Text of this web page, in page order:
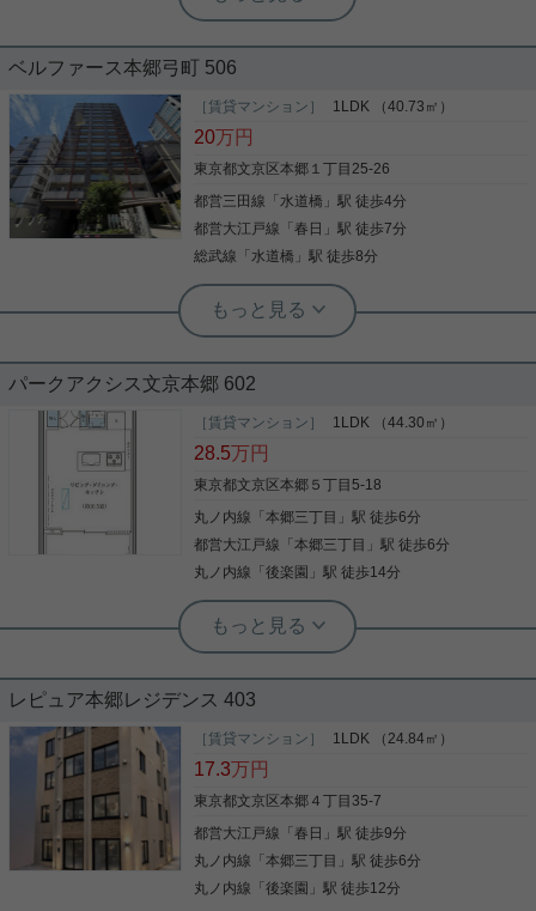
室内リノベーション済み！南向き、
室内は新しく生まれ変わり、 共用部エントランスも
リノベーション済み！ 室内設備としては、 浄水器、
食洗機、浴室乾燥機が新しく追加されました！ ペッ
ト飼育可能！ お気軽にお問い合わせくださいませ！
ーム株式会社 茗荷谷店 TEL：03-6902-5021
写真(9)
詳細を見る
ベルファース本郷弓町 506
［賃貸マンション］ 1LDK （40.73㎡）
20万円
東京都文京区本郷１丁目25-26
都営三田線 「水道橋 」駅 徒歩4分
都営大江戸線 「春日 」駅 徒歩7分
総武線 「水道橋 」駅 徒歩8分
実用春日ホーム 春日町店 宮﨑由実
閑静な住宅地 エレベーター2基 敷地内
た設備。 バルコニーは広々としており、開放感のあ
る空間です。 閑静な住宅街に位置し、落ち着いた住
環境も魅力の一つです。 お気軽にお問い合わせくだ
さい。
詳細を見る
パークアクシス文京本郷 602
［賃貸マンション］ 1LDK （44.30㎡）
28.5万円
東京都文京区本郷５丁目5-18
丸ノ内線 「本郷三丁目 」駅 徒歩6分
都営大江戸線 「本郷三丁目 」駅 徒歩6分
丸ノ内線 「後楽園 」駅 徒歩14分
実用春日ホーム 茗荷谷店 松下諒平
敷地内ごみ置き場 エレベーター 暖房便
座 即入居可 駐輪場
「パークアクシス文京本郷」のここがイチオシ。こ
だわりで選びたい方におすすめ。文京区エリアで住
まいをお探しなら「パークアクシス文京本郷」。収
ど豊富なので、広々と空間を利用することも可能で
す。共用部にはゴミ出し24時間OK・宅配ボックス
などが備わっておりとても充実しています。充実の
設備と綺麗な室内を兼ね備えた、令和7年築の物件
レピュア本郷レジデンス 403
［賃貸マンション］ 1LDK （24.84㎡）
17.3万円
東京都文京区本郷４丁目35-7
都営大江戸線 「春日 」駅 徒歩9分
丸ノ内線 「本郷三丁目 」駅 徒歩6分
丸ノ内線 「後楽園 」駅 徒歩12分